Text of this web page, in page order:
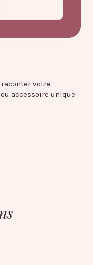
votre
accessoire unique